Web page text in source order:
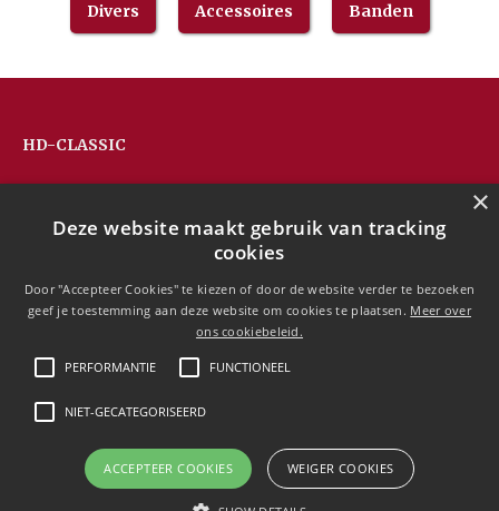
Divers Accessoires Banden
HD-CLASSIC
Hans Devos
3128 Baal
+32(0)477 88 81 84
info@hd-classic.be
Copyright © 2020 HD-Classic
Free currency conversion
×
Deze website maakt gebruik van tracking
cookies
Door "Accepteer Cookies" te kiezen of door de website verder te bezoeken
geef je toestemming aan deze website om cookies te plaatsen. Meer over
ons cookiebeleid.
PERFORMANTIE FUNCTIONEEL
NIET-GECATEGORISEERD
ACCEPTEER COOKIES WEIGER COOKIES